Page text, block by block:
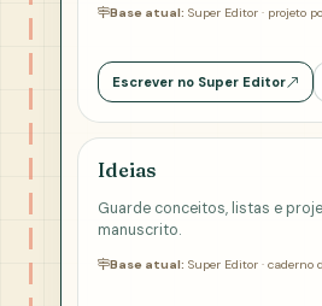
Base atual: Super Editor · projeto
Escrever no Super Editor
Ideias
Guarde conceitos, listas e
manuscrito.
Base atual: Super Editor · caderno